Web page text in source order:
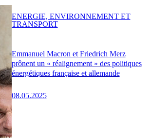
Emmanuel Macron et Friedrich Merz
prônent un « réalignement » des politiques
énergétiques française et allemande
08.05.2025
ENERGIE, ENVIRONNEMENT ET
TRANSPORT